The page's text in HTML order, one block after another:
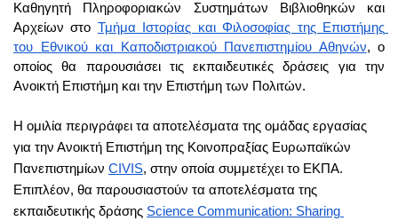
Καθηγητή Πληροφοριακών Συστημάτων Βιβλιοθηκών και
Αρχείων στο Τμήμα Ιστορίας και Φιλοσοφίας της Επιστήμης
του Εθνικού και Καποδιστριακού Πανεπιστημίου Αθηνών, ο
οποίος θα παρουσιάσει τις εκπαιδευτικές δράσεις για την
Ανοικτή Επιστήμη και την Επιστήμη των Πολιτών.
Η ομιλία περιγράφει τα αποτελέσματα της ομάδας εργασίας
για την Ανοικτή Επιστήμη της Κοινοπραξίας Ευρωπαϊκών
Πανεπιστημίων CIVIS, στην οποία συμμετέχει το ΕΚΠΑ.
Επιπλέον, θα παρουσιαστούν τα αποτελέσματα της
εκπαιδευτικής δράσης Science Communication: Sharing